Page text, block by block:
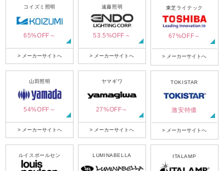
コイズミ照明
65%OFF～
> メーカーサイトへ
遠藤照明
53.5%OFF～
> メーカーサイトへ
東芝ライテック
67%OFF～
> メーカーサイトへ
山田照明
54%OFF～
> メーカーサイトへ
ヤマギワ
27%OFF～
> メーカーサイトへ
TOKISTAR
激安特価
> メーカーサイトへ
ルイスポールセン LUMINABELLA ITALAMP